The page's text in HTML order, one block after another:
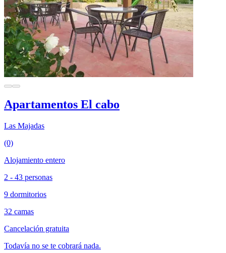
Apartamentos El cabo
Las Majadas
(0)
Alojamiento entero
2 - 43 personas
9 dormitorios
32 camas
Cancelación gratuita
Todavía no se te cobrará nada.